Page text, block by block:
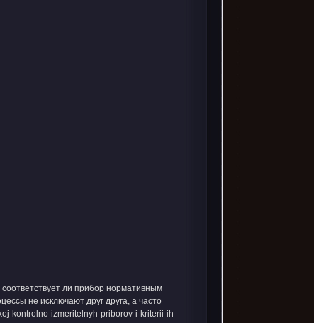
ли прибор нормативным
не исключают друг друга, а часто
kontrolno-izmeritelnyh-priborov-i-kriterii-ih-